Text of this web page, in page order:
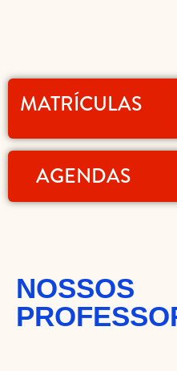
MATRÍCULAS
AGENDAS
NOSSOS